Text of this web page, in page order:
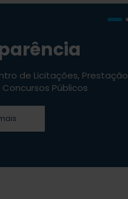
de Licitações, Prestação
Públicos